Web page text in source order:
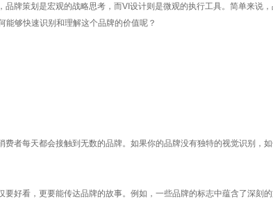
牌策划是宏观的战略思考，而VI设计则是微观的执行工具。简单来
能够快速识别和理解这个品牌的价值呢？
者每天都会接触到无数的品牌。如果你的品牌没有独特的视觉识别，
好看，更要能传达品牌的故事。例如，一些品牌的标志中蕴含了深刻